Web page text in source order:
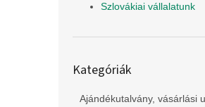
Szlovákiai vállalatunk
átugrása
Kategóriák
Ajándékutalvány, vásárlási